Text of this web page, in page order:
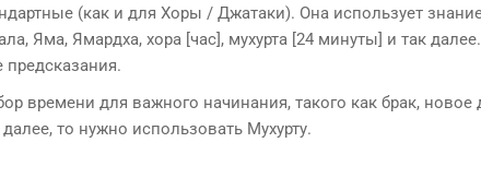
(как и для Хоры / Джатаки). Она использует
Яма, Ямардха, хора [час], мухурта [24 минуты] и так
предсказания.
времени для важного начинания, такого как брак, новое
то нужно использовать Мухурту.